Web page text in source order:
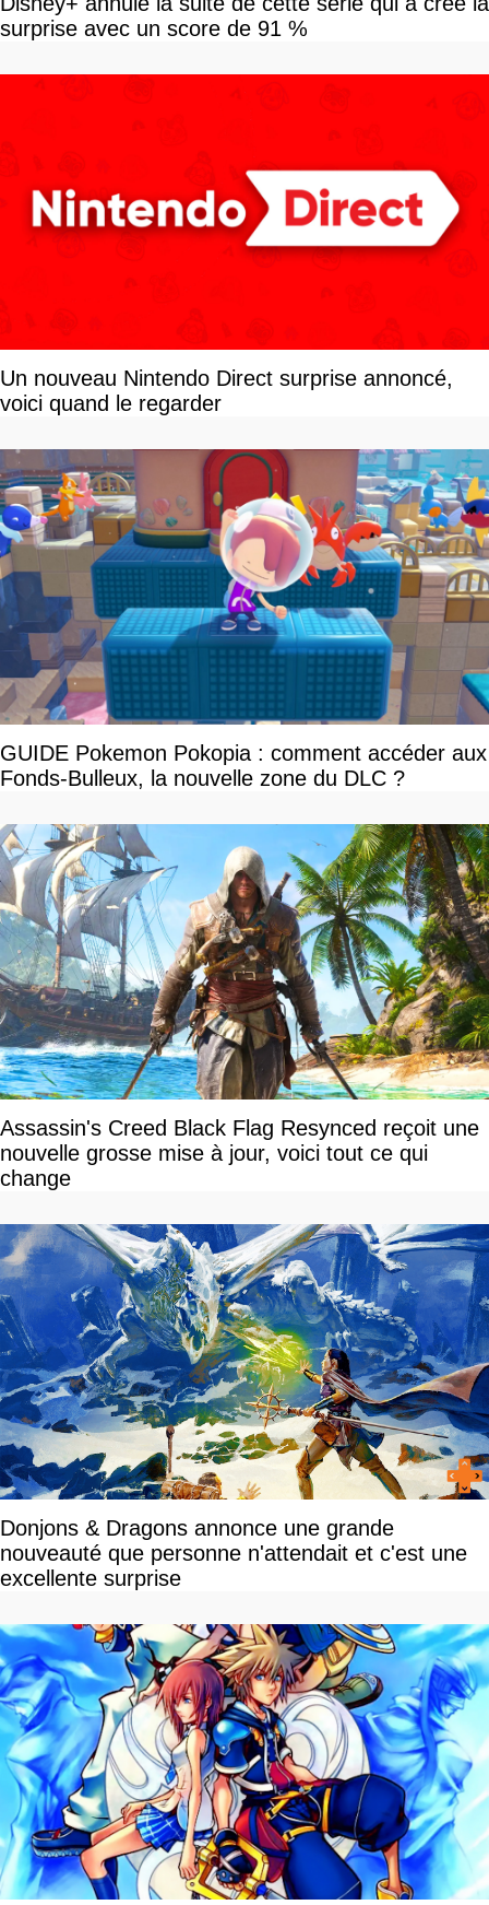
surprise avec un score de 91 %
Un nouveau Nintendo Direct surprise annoncé,
voici quand le regarder
GUIDE Pokemon Pokopia : comment accéder aux
Fonds-Bulleux, la nouvelle zone du DLC ?
Assassin's Creed Black Flag Resynced reçoit une
nouvelle grosse mise à jour, voici tout ce qui
change
Donjons & Dragons annonce une grande
nouveauté que personne n'attendait et c'est une
excellente surprise